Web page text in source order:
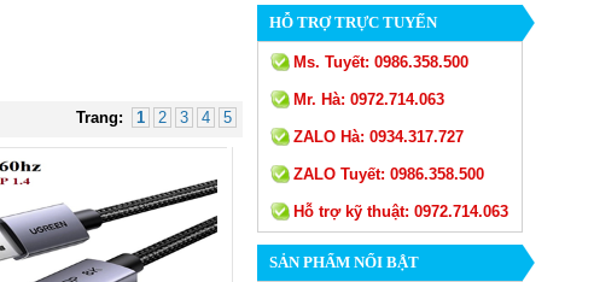
Trang: 1 2 3 4 5
HỖ TRỢ TRỰC TUYẾN
Ms. Tuyết: 0986.358.500
Mr. Hà: 0972.714.063
ZALO Hà: 0934.317.727
ZALO Tuyết: 0986.358.500
Hỗ trợ kỹ thuật: 0972.714.063
SẢN PHẨM NỔI BẬT